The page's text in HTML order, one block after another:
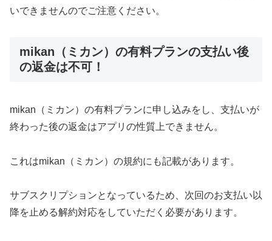
いできませんのでご注意ください。
mikan（ミカン）の有料プランの支払い後
の返金は不可！
mikan（ミカン）の有料プランに申し込みをし、支払いが
終わった後の返金はアプリの性質上できません。
これはmikan（ミカン）の規約にも記載があります。
サブスクリプションとなっているため、次回のお支払い以
降を止める解約対応をしていただく必要があります。